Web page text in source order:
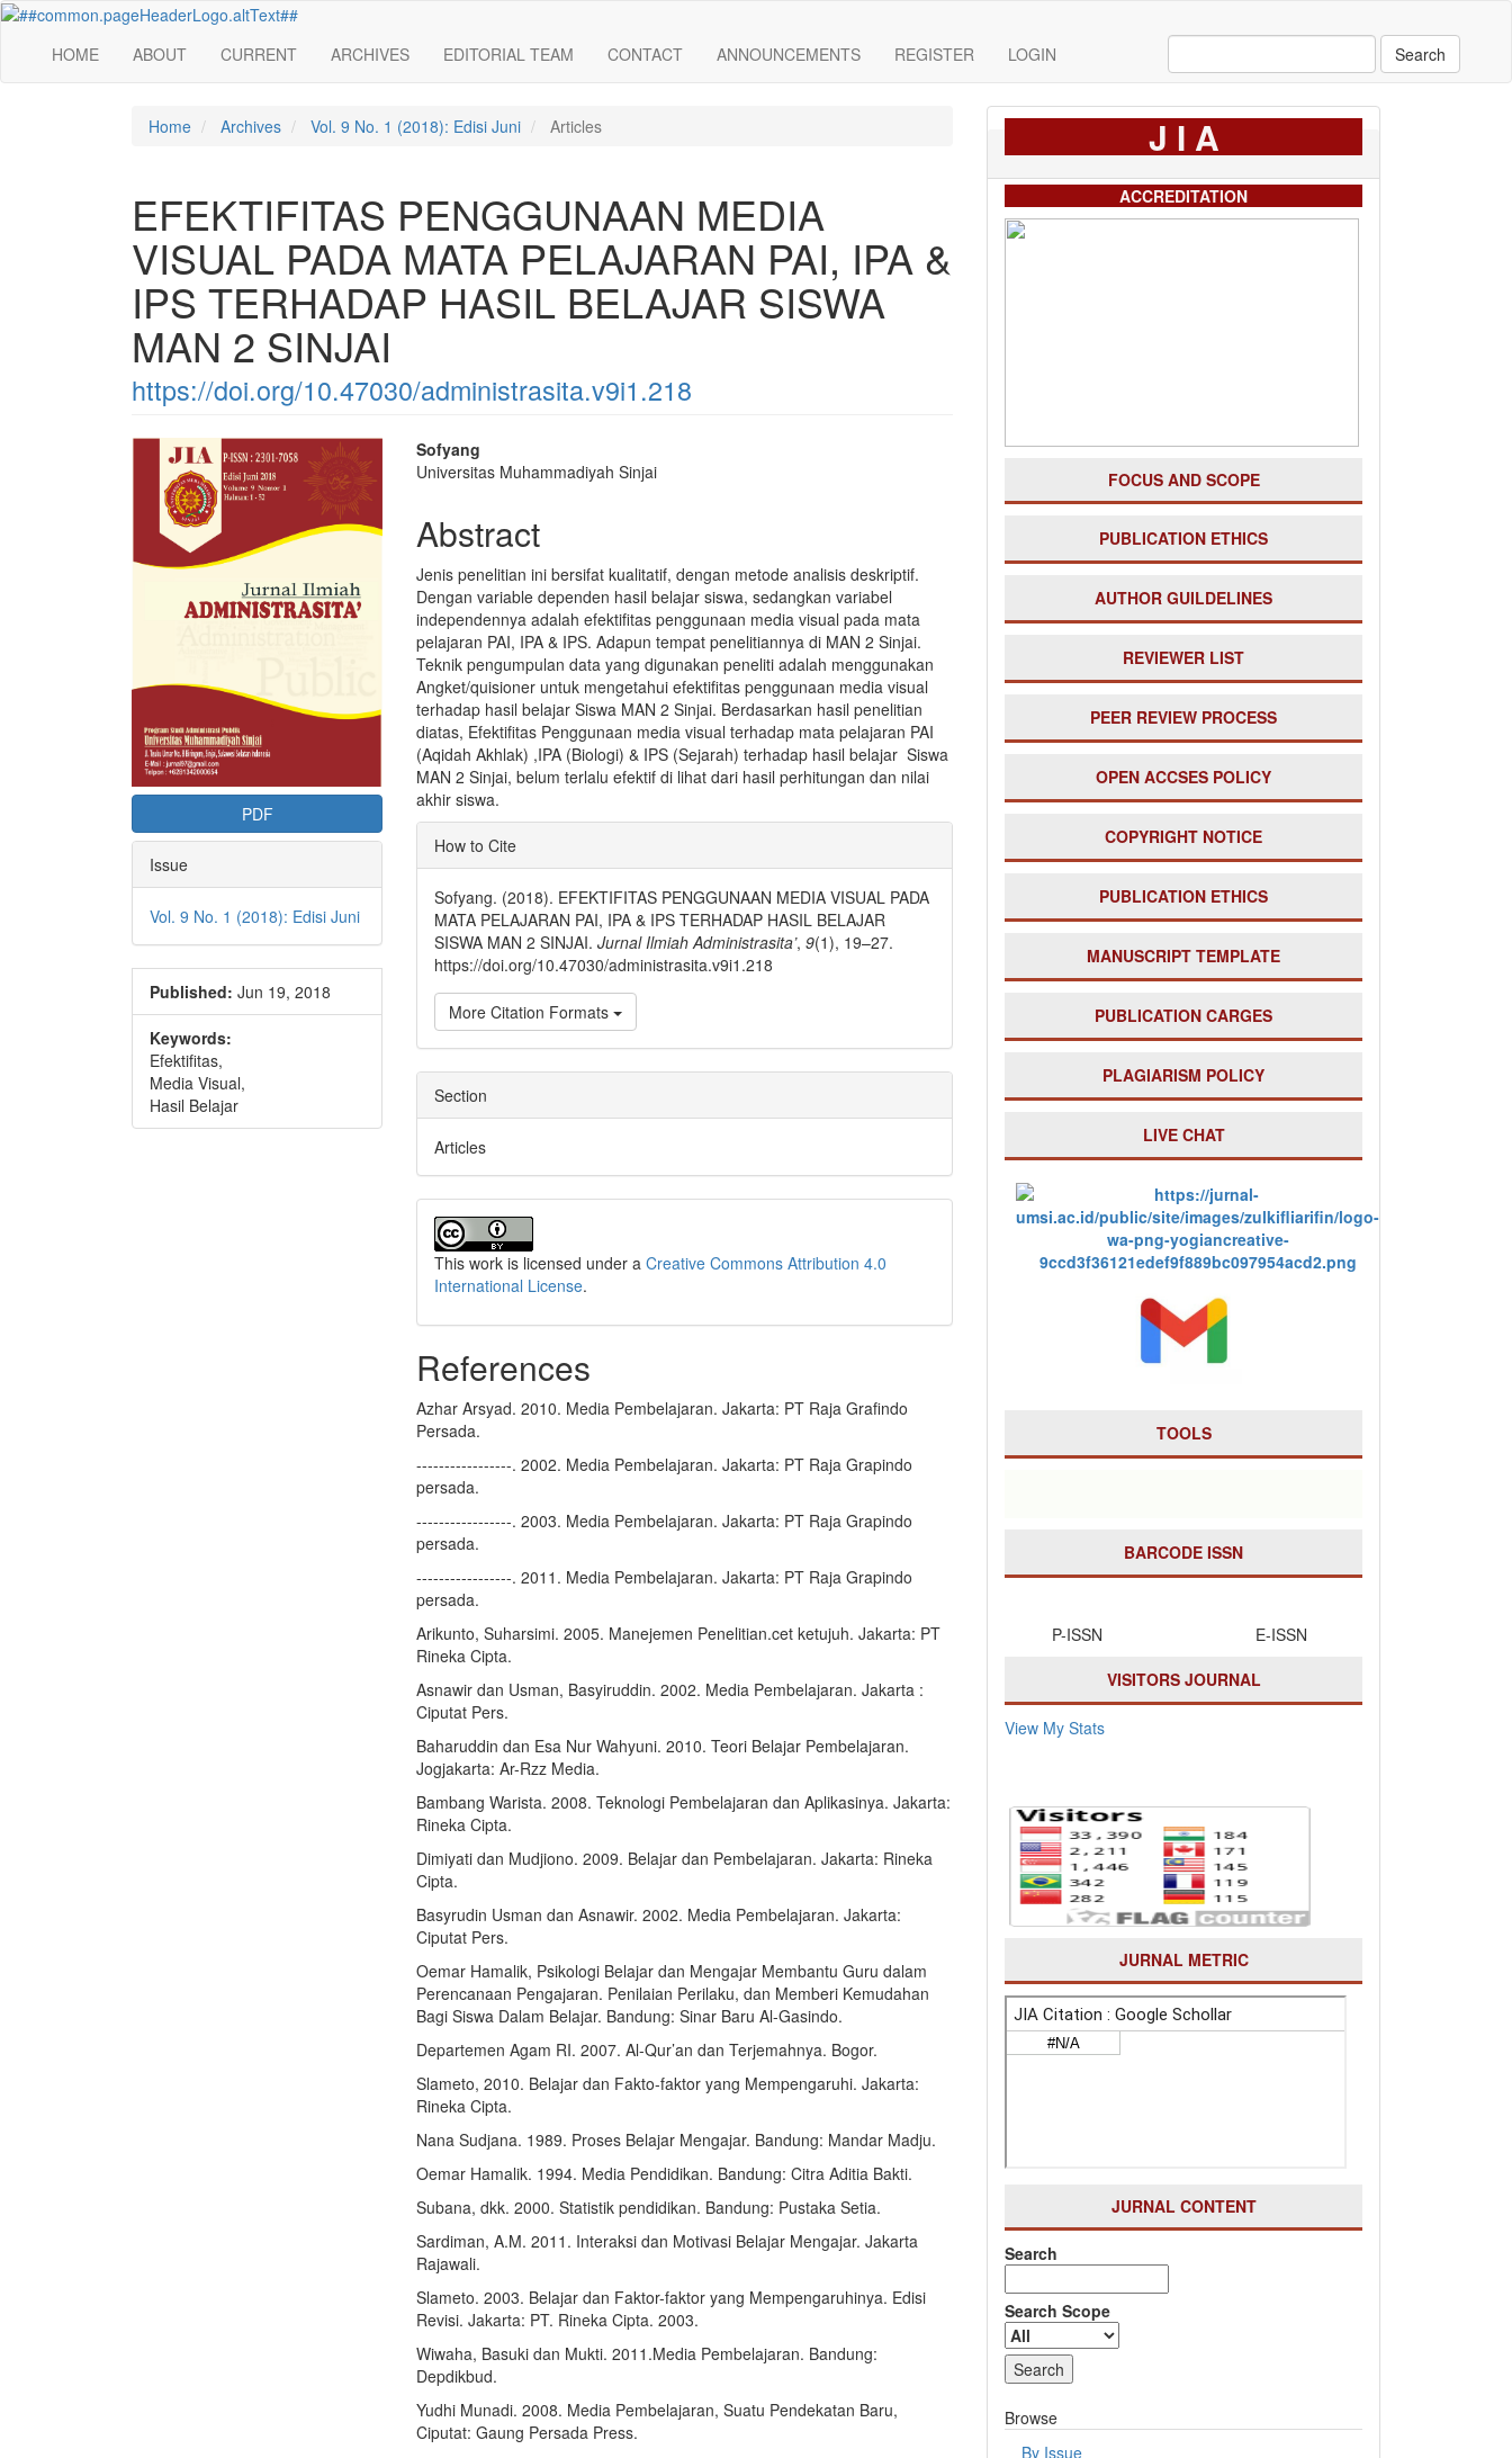
Quick
page
HOME ABOUT CURRENT ARCHIVES EDITORIAL TEAM CONTACT ANNOUNCEMENTS REGISTER LOGIN Search
Home Archives Vol. 9 No. 1 (2018): Edisi Juni Articles
EFEKTIFITAS PENGGUNAAN MEDIA
VISUAL PADA MATA PELAJARAN PAI, IPA &
IPS TERHADAP HASIL BELAJAR SISWA
MAN 2 SINJAI
https://doi.org/10.47030/administrasita.v9i1.218
Article
Sidebar
PDF
Issue
Vol. 9 No. 1 (2018): Edisi Juni
Published: Jun 19, 2018
Keywords:
Efektifitas,
Media Visual,
Hasil Belajar
Main
Article
Content
Sofyang
Universitas Muhammadiyah Sinjai
Abstract
Jenis penelitian ini bersifat kualitatif, dengan metode analisis deskriptif.
Dengan variable dependen hasil belajar siswa, sedangkan variabel
independennya adalah efektifitas penggunaan media visual pada mata
pelajaran PAI, IPA & IPS. Adapun tempat penelitiannya di MAN 2 Sinjai.
Teknik pengumpulan data yang digunakan peneliti adalah menggunakan
Angket/quisioner untuk mengetahui efektifitas penggunaan media visual
terhadap hasil belajar Siswa MAN 2 Sinjai. Berdasarkan hasil penelitian
diatas, Efektifitas Penggunaan media visual terhadap mata pelajaran PAI
(Aqidah Akhlak) ,IPA (Biologi) & IPS (Sejarah) terhadap hasil belajar Siswa
MAN 2 Sinjai, belum terlalu efektif di lihat dari hasil perhitungan dan nilai
akhir siswa.
Article
Details
How to Cite
Sofyang. (2018). EFEKTIFITAS PENGGUNAAN MEDIA VISUAL PADA
MATA PELAJARAN PAI, IPA & IPS TERHADAP HASIL BELAJAR
SISWA MAN 2 SINJAI.Jurnal Ilmiah Administrasita’,9(1), 19–27.
https://doi.org/10.47030/administrasita.v9i1.218
More Citation Formats
Section
Articles
This work is licensed under aCreative Commons Attribution 4.0
International License.
References
Azhar Arsyad. 2010. Media Pembelajaran. Jakarta: PT Raja Grafindo
Persada.
-----------------. 2002. Media Pembelajaran. Jakarta: PT Raja Grapindo
persada.
-----------------. 2003. Media Pembelajaran. Jakarta: PT Raja Grapindo
persada.
-----------------. 2011. Media Pembelajaran. Jakarta: PT Raja Grapindo
persada.
Arikunto, Suharsimi. 2005. Manejemen Penelitian.cet ketujuh. Jakarta: PT
Rineka Cipta.
Asnawir dan Usman, Basyiruddin. 2002. Media Pembelajaran. Jakarta :
Ciputat Pers.
Baharuddin dan Esa Nur Wahyuni. 2010. Teori Belajar Pembelajaran.
Jogjakarta: Ar-Rzz Media.
Bambang Warista. 2008. Teknologi Pembelajaran dan Aplikasinya. Jakarta:
Rineka Cipta.
Dimiyati dan Mudjiono. 2009. Belajar dan Pembelajaran. Jakarta: Rineka
Cipta.
Basyrudin Usman dan Asnawir. 2002. Media Pembelajaran. Jakarta:
Ciputat Pers.
Oemar Hamalik, Psikologi Belajar dan Mengajar Membantu Guru dalam
Perencanaan Pengajaran. Penilaian Perilaku, dan Memberi Kemudahan
Bagi Siswa Dalam Belajar. Bandung: Sinar Baru Al-Gasindo.
Departemen Agam RI. 2007. Al-Qur’an dan Terjemahnya. Bogor.
Slameto, 2010. Belajar dan Fakto-faktor yang Mempengaruhi. Jakarta:
Rineka Cipta.
Nana Sudjana. 1989. Proses Belajar Mengajar. Bandung: Mandar Madju.
Oemar Hamalik. 1994. Media Pendidikan. Bandung: Citra Aditia Bakti.
Subana, dkk. 2000. Statistik pendidikan. Bandung: Pustaka Setia.
Sardiman, A.M. 2011. Interaksi dan Motivasi Belajar Mengajar. Jakarta
Rajawali.
Slameto. 2003. Belajar dan Faktor-faktor yang Mempengaruhinya. Edisi
Revisi. Jakarta: PT. Rineka Cipta. 2003.
Wiwaha, Basuki dan Mukti. 2011.Media Pembelajaran. Bandung:
Depdikbud.
Yudhi Munadi. 2008. Media Pembelajaran, Suatu Pendekatan Baru,
Ciputat: Gaung Persada Press.
J I A
ACCREDITATION
FOCUS AND SCOPE
PUBLICATION ETHICS
AUTHOR GUILDELINES
REVIEWER LIST
PEER REVIEW PROCESS
OPEN ACCSES POLICY
COPYRIGHT NOTICE
PUBLICATION ETHICS
MANUSCRIPT TEMPLATE
PUBLICATION CARGES
PLAGIARISM POLICY
LIVE CHAT
TOOLS
BARCODE ISSN
P-ISSN E-ISSN
VISITORS JOURNAL
View My Stats
JURNAL METRIC
JURNAL CONTENT
Search
Search Scope
Browse
By Issue